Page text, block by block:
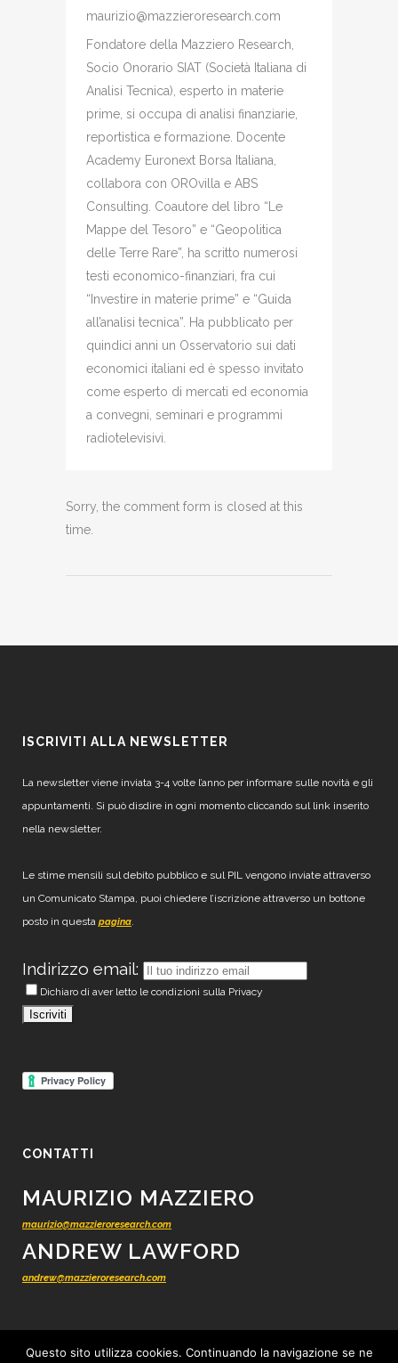
maurizio@mazzieroresearch.com
Fondatore della Mazziero Research,
Socio Onorario SIAT (Società Italiana di
Analisi Tecnica), esperto in materie
prime, si occupa di analisi finanziarie,
reportistica e formazione. Docente
Academy Euronext Borsa Italiana,
collabora con OROvilla e ABS
Consulting. Coautore del libro “Le
Mappe del Tesoro” e “Geopolitica
delle Terre Rare”, ha scritto numerosi
testi economico-finanziari, fra cui
“Investire in materie prime” e “Guida
all’analisi tecnica”. Ha pubblicato per
quindici anni un Osservatorio sui dati
economici italiani ed è spesso invitato
come esperto di mercati ed economia
a convegni, seminari e programmi
radiotelevisivi.
Sorry, the comment form is closed at this
time.
ISCRIVITI ALLA NEWSLETTER
La newsletter viene inviata 3-4 volte l’anno per informare sulle novità e gli
appuntamenti. Si può disdire in ogni momento cliccando sul link inserito
nella newsletter.
Le stime mensili sul debito pubblico e sul PIL vengono inviate attraverso
un Comunicato Stampa, puoi chiedere l’iscrizione attraverso un bottone
posto in questa pagina.
Indirizzo email:
Dichiaro di aver letto le condizioni sulla Privacy
CONTATTI
MAURIZIO MAZZIERO
maurizio@mazzieroresearch.com
ANDREW LAWFORD
andrew@mazzieroresearch.com
Questo sito utilizza cookies. Continuando la navigazione se ne